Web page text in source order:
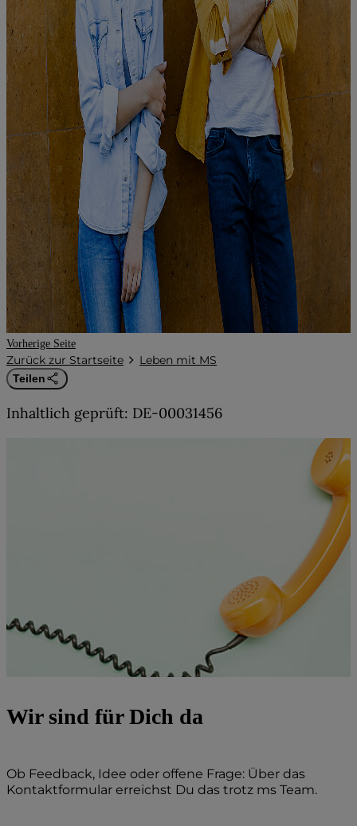
Vorherige Seite
Zurück zur Startseite Leben mit MS
Teilen
Inhaltlich geprüft: DE-00031456
Wir sind für Dich da
Ob Feedback, Idee oder offene Frage: Über das
Kontaktformular erreichst Du das trotz ms Team.